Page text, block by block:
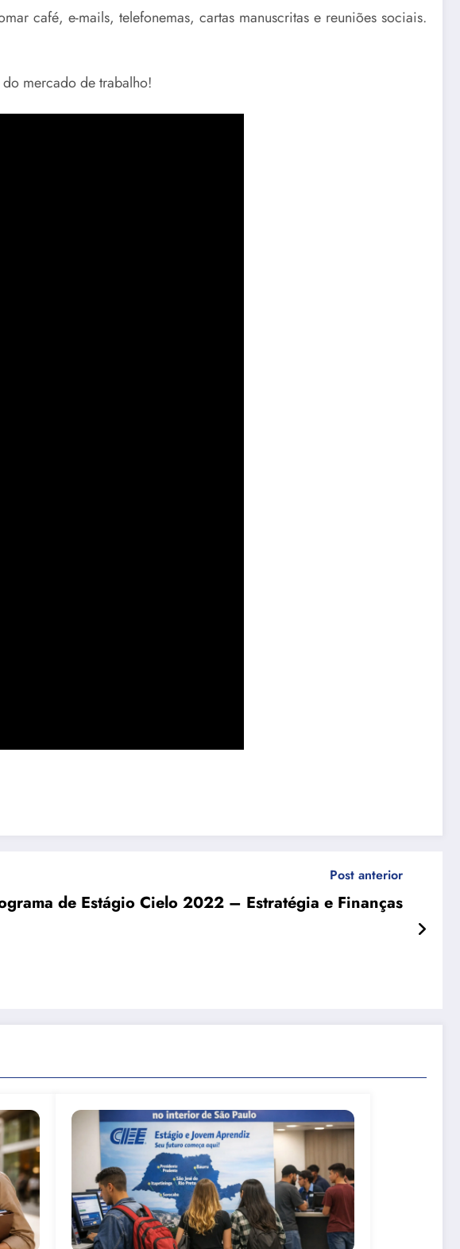
café, e-mails, telefonemas, cartas manuscritas e reuniões sociais.
mercado de trabalho!
Post anterior
de Estágio Cielo 2022 – Estratégia e Finanças